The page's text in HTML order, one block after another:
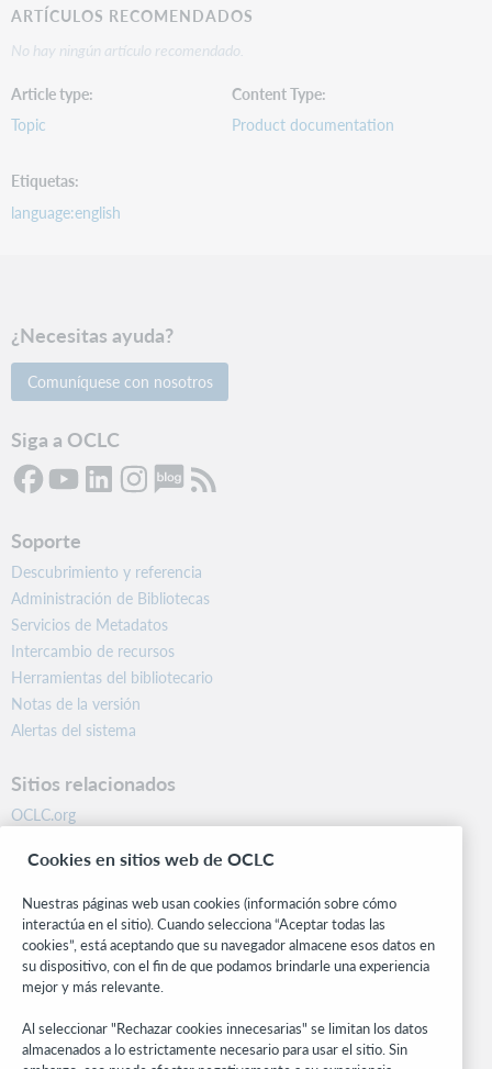
ARTÍCULOS RECOMENDADOS
No hay ningún artículo recomendado.
Article type
Topic
Content Type
Product documentation
Etiquetas
language:english
¿Necesitas ayuda?
Comuníquese con nosotros
Siga a OCLC
Soporte
Descubrimiento y referencia
Administración de Bibliotecas
Servicios de Metadatos
Intercambio de recursos
Herramientas del bibliotecario
Notas de la versión
Alertas del sistema
Sitios relacionados
OCLC.org
Centro comunitario
Investigación
WebJunction
Red de desarrolladores
Manténgase al día
Obtenga las últimas novedades de los productos, estudios de
investigación, eventos y mucho más – directo a su bandeja de
Cookies en sitios web de OCLC
Nuestras páginas web usan cookies (información sobre cómo
interactúa en el sitio). Cuando selecciona “Aceptar todas las
cookies”, está aceptando que su navegador almacene esos datos en
su dispositivo, con el fin de que podamos brindarle una experiencia
mejor y más relevante.
Al seleccionar "Rechazar cookies innecesarias" se limitan los datos
almacenados a lo estrictamente necesario para usar el sitio. Sin